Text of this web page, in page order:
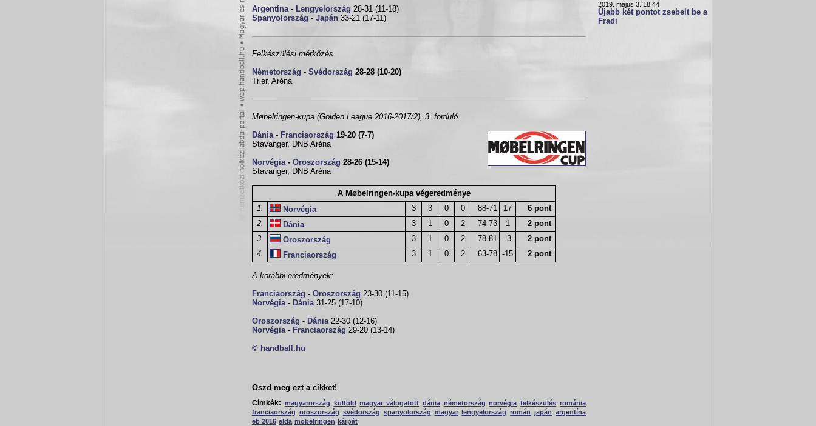
Argentína- Lengyelország 28-31 (11-18)
Spanyolország - Japán 33-21 (17-11)
Felkészülési mérkőzés
Németország - Svédország 28-28 (10-20)
Trier, Aréna
Møbelringen-kupa (Golden League 2016-2017/2), 3. forduló
Dánia - Franciaország 19-20 (7-7)
Stavanger, DNB Aréna
Norvégia - Oroszország 28-26 (15-14)
Stavanger, DNB Aréna
A Møbelringen-kupa végeredménye
1.
Norvégia 3 3 0 0 88-71 17
6 pont
2.
Dánia 3 1 0 2 74-73 1
2 pont
3.
Oroszország 3 1 0 2 78-81 -3
2 pont
4.
Franciaország 3 1 0 2 63-78 -15 2 pont
A korábbi eredmények:
Franciaország - Oroszország 23-30 (11-15)
Norvégia - Dánia 31-25 (17-10)
Oroszország - Dánia 22-30 (12-16)
Norvégia - Franciaország 29-20 (13-14)
© handball.hu
Oszd meg ezt a cikket!
Címkék: magyarország külföld magyar válogatott dánia németország norvégia felkészülés románia
franciaország oroszország svédország spanyolország magyar lengyelország román japán argentína
eb 2016 elda mobelringen kárpát
2019. május 3. 18:44
Újabb két pontot zsebelt be a
Fradi